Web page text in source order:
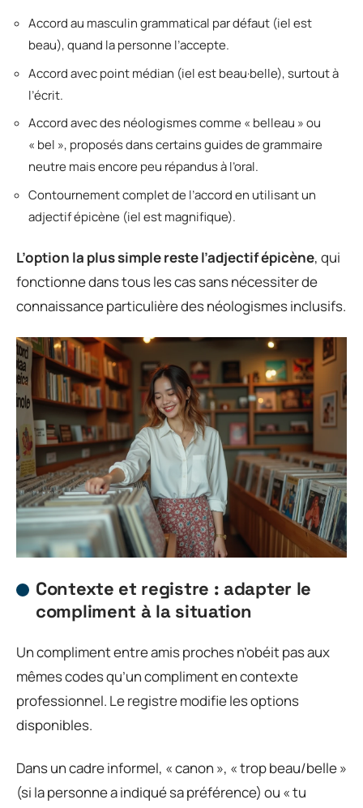
Accord au masculin grammatical par défaut (iel est
beau), quand la personne l’accepte.
Accord avec point médian (iel est beau·belle), surtout à
l’écrit.
Accord avec des néologismes comme « belleau » ou
« bel », proposés dans certains guides de grammaire
neutre mais encore peu répandus à l’oral.
Contournement complet de l’accord en utilisant un
adjectif épicène (iel est magnifique).
L’option la plus simple reste l’adjectif épicène, qui
fonctionne dans tous les cas sans nécessiter de
connaissance particulière des néologismes inclusifs.
Contexte et registre : adapter le
compliment à la situation
Un compliment entre amis proches n’obéit pas aux
mêmes codes qu’un compliment en contexte
professionnel. Le registre modifie les options
disponibles.
Dans un cadre informel, « canon », « trop beau/belle »
(si la personne a indiqué sa préférence) ou « tu